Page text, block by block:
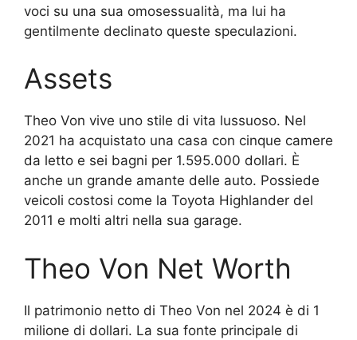
voci su una sua omosessualità, ma lui ha
gentilmente declinato queste speculazioni.
Assets
Theo Von vive uno stile di vita lussuoso. Nel
2021 ha acquistato una casa con cinque camere
da letto e sei bagni per 1.595.000 dollari. È
anche un grande amante delle auto. Possiede
veicoli costosi come la Toyota Highlander del
2011 e molti altri nella sua garage.
Theo Von Net Worth
Il patrimonio netto di Theo Von nel 2024 è di 1
milione di dollari. La sua fonte principale di